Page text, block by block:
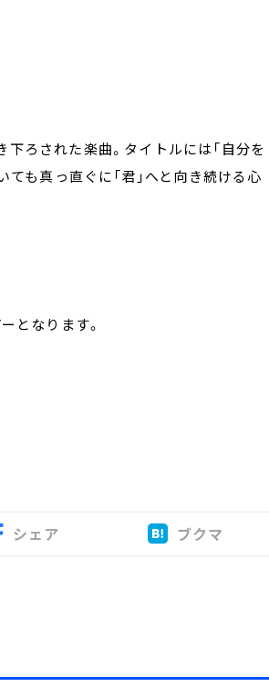
ろされた楽曲。タイトルには「自分を
も真っ直ぐに「君」へと向き続ける心
となります。
シェア ブクマ